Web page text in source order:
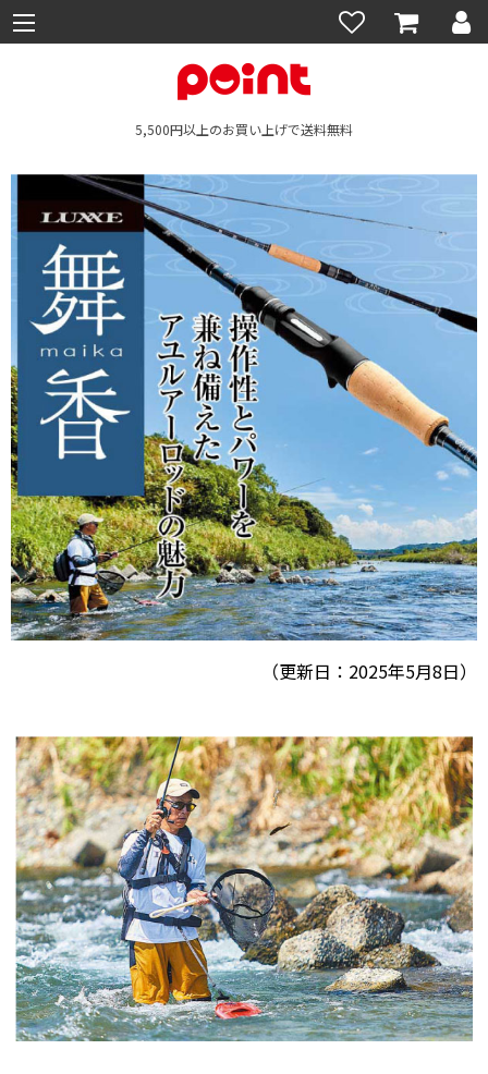
5,500円以上のお買い上げで送料無料
（更新日：2025年5月8日）